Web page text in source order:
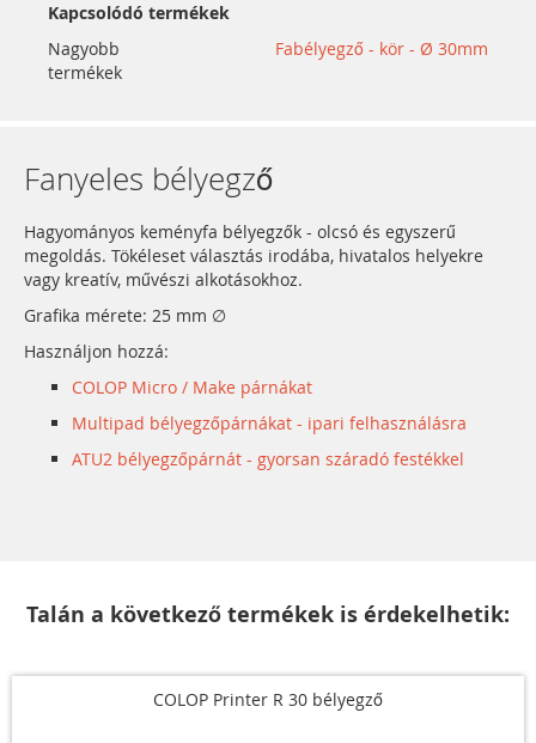
Kapcsolódó termékek
Nagyobb
termékek
Fabélyegző - kör - Ø 30mm
Fanyeles bélyegző
Hagyományos keményfa bélyegzők - olcsó és egyszerű
megoldás. Tökéleset választás irodába, hivatalos helyekre
vagy kreatív, művészi alkotásokhoz.
Grafika mérete: 25 mm ∅
Használjon hozzá:
COLOP Micro / Make párnákat
Multipad bélyegzőpárnákat - ipari felhasználásra
ATU2 bélyegzőpárnát - gyorsan száradó festékkel
Talán a következő termékek is érdekelhetik:
COLOP Printer R 30 bélyegző